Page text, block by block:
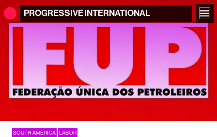
PROGRESSIVEINTERNATIONAL
SOUTH AMERICA LABOR